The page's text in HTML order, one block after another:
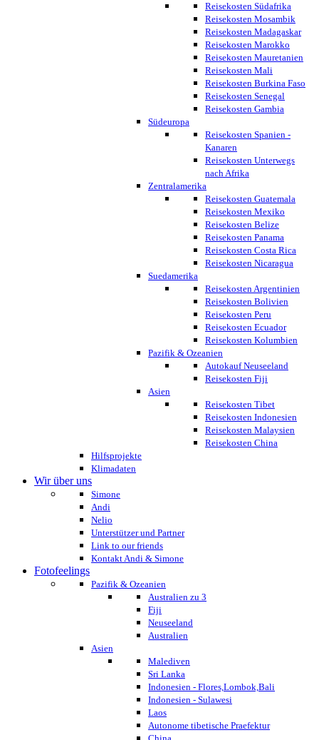
Reisekosten Südafrika
Reisekosten Mosambik
Reisekosten Madagaskar
Reisekosten Marokko
Reisekosten Mauretanien
Reisekosten Mali
Reisekosten Burkina Faso
Reisekosten Senegal
Reisekosten Gambia
Südeuropa
Reisekosten Spanien -
Kanaren
Reisekosten Unterwegs
nach Afrika
Zentralamerika
Reisekosten Guatemala
Reisekosten Mexiko
Reisekosten Belize
Reisekosten Panama
Reisekosten Costa Rica
Reisekosten Nicaragua
Suedamerika
Reisekosten Argentinien
Reisekosten Bolivien
Reisekosten Peru
Reisekosten Ecuador
Reisekosten Kolumbien
Pazifik & Ozeanien
Autokauf Neuseeland
Reisekosten Fiji
Asien
Reisekosten Tibet
Reisekosten Indonesien
Reisekosten Malaysien
Reisekosten China
Hilfsprojekte
Klimadaten
Wir über uns
Simone
Andi
Nelio
Unterstützer und Partner
Link to our friends
Kontakt Andi & Simone
Fotofeelings
Pazifik & Ozeanien
Australien zu 3
Fiji
Neuseeland
Australien
Asien
Malediven
Sri Lanka
Indonesien - Flores,Lombok,Bali
Indonesien - Sulawesi
Laos
Autonome tibetische Praefektur